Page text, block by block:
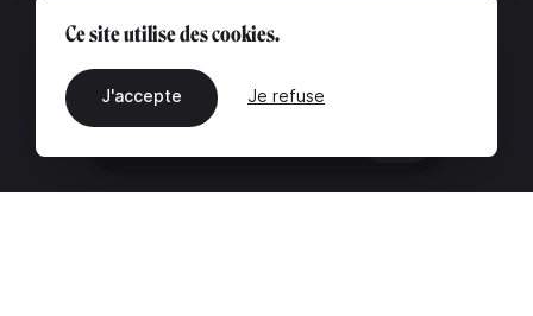
Ce site utilise des cookies.
J'accepte Je refuse